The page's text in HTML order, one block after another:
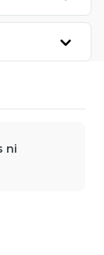
ni